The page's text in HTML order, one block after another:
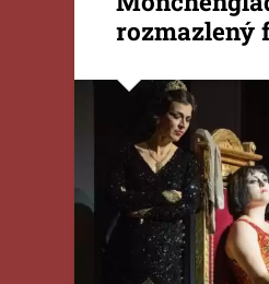
rozmazlený